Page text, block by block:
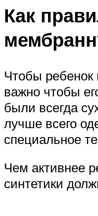
Как
Чтобы
важно чтобы
были всегда
лучше всего
специальное
Чем активнее
синтетики